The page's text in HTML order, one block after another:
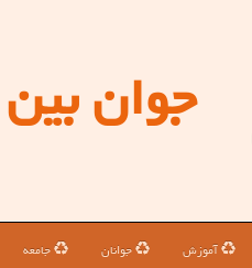
جوان بین
آموزش جوانان جامعه